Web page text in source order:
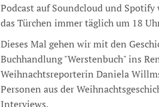
Podcast auf Soundcloud und
das Türchen immer täglich um 18
Dieses Mal gehen wir mit den
Buchhandlung "Werstenbuch" ins
Weihnachtsreporterin Daniela
Personen aus der
Interviews.